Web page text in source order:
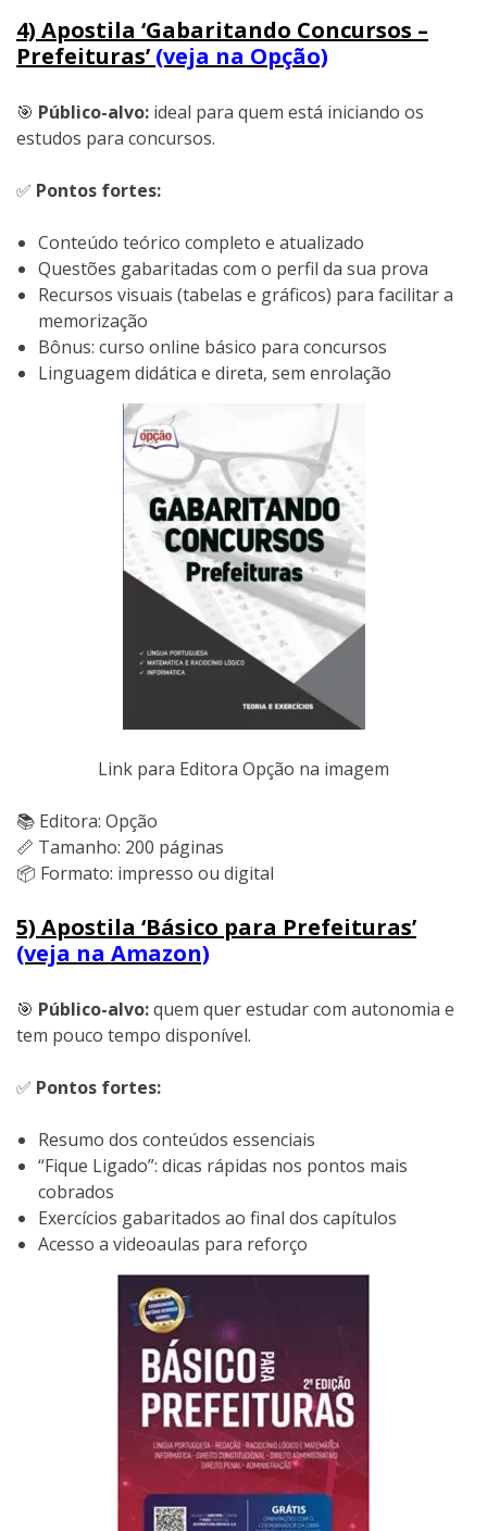
4) Apostila ‘Gabaritando Concursos –
Prefeituras’ (veja na Opção)
🎯 Público-alvo: ideal para quem está iniciando os
estudos para concursos.
✅ Pontos fortes:
Conteúdo teórico completo e atualizado
Questões gabaritadas com o perfil da sua prova
Recursos visuais (tabelas e gráficos) para facilitar a
memorização
Bônus: curso online básico para concursos
Linguagem didática e direta, sem enrolação
Link para Editora Opção na imagem
📚 Editora: Opção
📏 Tamanho: 200 páginas
📦 Formato: impresso ou digital
5) Apostila ‘Básico para Prefeituras’
(veja na Amazon)
🎯 Público-alvo:quem quer estudar com autonomia e
tem pouco tempo disponível.
✅ Pontos fortes:
Resumo dos conteúdos essenciais
“Fique Ligado”: dicas rápidas nos pontos mais
cobrados
Exercícios gabaritados ao final dos capítulos
Acesso a videoaulas para reforço